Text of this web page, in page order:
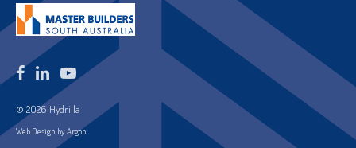
© 2026 Hydrilla
Web Design by Argon